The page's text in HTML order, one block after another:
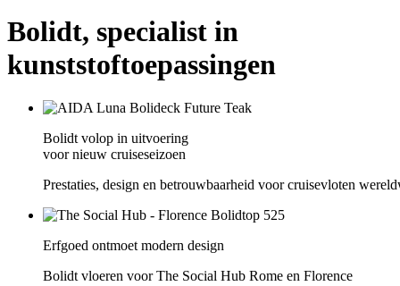
Bolidt, specialist in
kunststoftoepassingen
Bolidt volop in uitvoering
voor nieuw cruiseseizoen
Prestaties, design en betrouwbaarheid voor cruisevloten
Erfgoed ontmoet modern design
Bolidt vloeren voor The Social Hub Rome en Florence